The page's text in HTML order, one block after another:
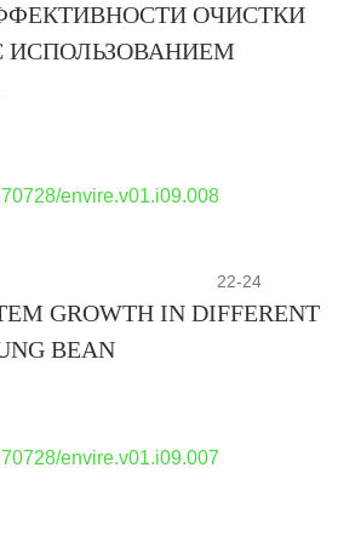
ОЧИСТКИ
ИСПОЛЬЗОВАНИЕМ
envire.v01.i09.008
22-24
GROWTH IN DIFFERENT
BEAN
envire.v01.i09.007